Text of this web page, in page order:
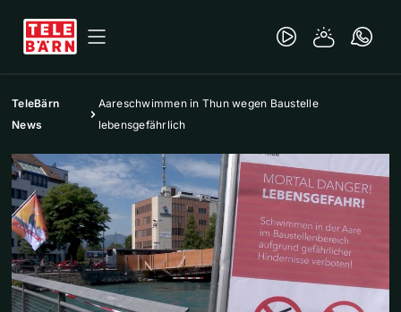
TeleBärn
News
Aareschwimmen in Thun wegen Baustelle
lebensgefährlich